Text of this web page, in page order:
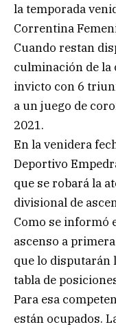
la temporada
Correntina
Cuando restan
culminación de la
invicto con 6
a un juego de
2021.
En la venidera
Deportivo
que se robará la
divisional de
Como se informó
ascenso a
que lo disputarán
tabla de
Para esa
están ocupados.